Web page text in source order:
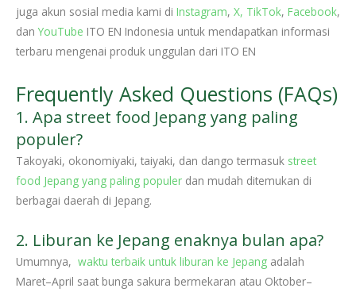
juga akun sosial media kami di Instagram, X, TikTok, Facebook,
danYouTube ITO EN Indonesia untuk mendapatkan informasi
terbaru mengenai produk unggulan dari ITO EN
Frequently Asked Questions (FAQs)
1. Apa street food Jepang yang paling
populer?
Takoyaki, okonomiyaki, taiyaki, dan dango termasuk street
food Jepang yang paling populer dan mudah ditemukan di
berbagai daerah di Jepang.
2. Liburan ke Jepang enaknya bulan apa?
Umumnya, waktu terbaik untuk liburan ke Jepang adalah
Maret–April saat bunga sakura bermekaran atau Oktober–